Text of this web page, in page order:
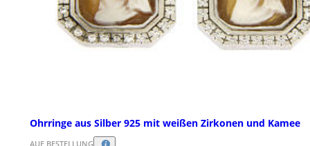
Ohrringe aus Silber 925 mit weißen Zirkonen und Kamee
AUF BESTELLUNG